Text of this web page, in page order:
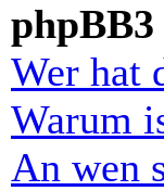
Wer hat
Warum
An wen